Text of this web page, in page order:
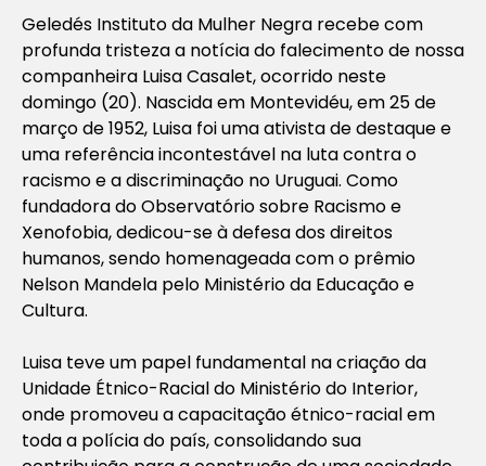
Geledés Instituto da Mulher Negra recebe com
profunda tristeza a notícia do falecimento de nossa
companheira Luisa Casalet, ocorrido neste
domingo (20). Nascida em Montevidéu, em 25 de
março de 1952, Luisa foi uma ativista de destaque e
uma referência incontestável na luta contra o
racismo e a discriminação no Uruguai. Como
fundadora do Observatório sobre Racismo e
Xenofobia, dedicou-se à defesa dos direitos
humanos, sendo homenageada com o prêmio
Nelson Mandela pelo Ministério da Educação e
Cultura.
Luisa teve um papel fundamental na criação da
Unidade Étnico-Racial do Ministério do Interior,
onde promoveu a capacitação étnico-racial em
toda a polícia do país, consolidando sua